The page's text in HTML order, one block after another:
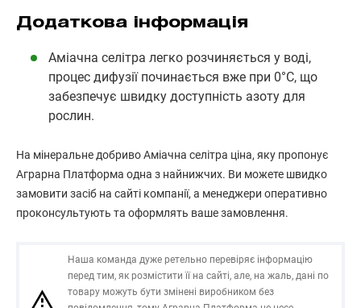
Додаткова інформація
Аміачна селітра легко розчиняється у воді,
процес дифузії починається вже при 0°C, що
забезпечує швидку доступність азоту для
рослин.
На мінеральне добриво Аміачна селітра ціна, яку пропонує
Аграрна Платформа одна з найнижчих. Ви можете швидко
замовити засіб на сайті компанії, а менеджери оперативно
проконсультують та оформлять ваше замовлення.
Наша команда дуже ретельно перевіряє інформацію
перед тим, як розмістити її на сайті, але, на жаль, дані по
товару можуть бути змінені виробником без